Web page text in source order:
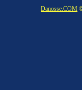
Danosse.COM